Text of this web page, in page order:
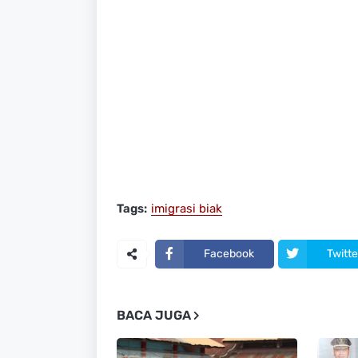
Tags: imigrasi biak
Facebook
BACA JUGA